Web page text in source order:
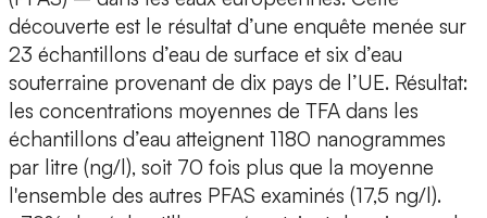
découverte est le résultat d’une enquête menée sur
23 échantillons d’eau de surface et six d’eau
souterraine provenant de dix pays de l’UE. Résultat:
les concentrations moyennes de TFA dans les
échantillons d’eau atteignent 1180 nanogrammes
par litre (ng/l), soit 70 fois plus que la moyenne
l'ensemble des autres PFAS examinés (17,5 ng/l).